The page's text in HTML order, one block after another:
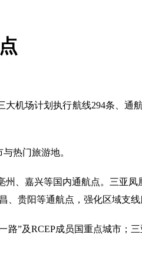
机场计划执行航线294条、通
热门旅游地。
、嘉兴等国内通航点。三亚凤
、贵阳等通航点，强化区域支线
”及RCEP成员国重点城市；